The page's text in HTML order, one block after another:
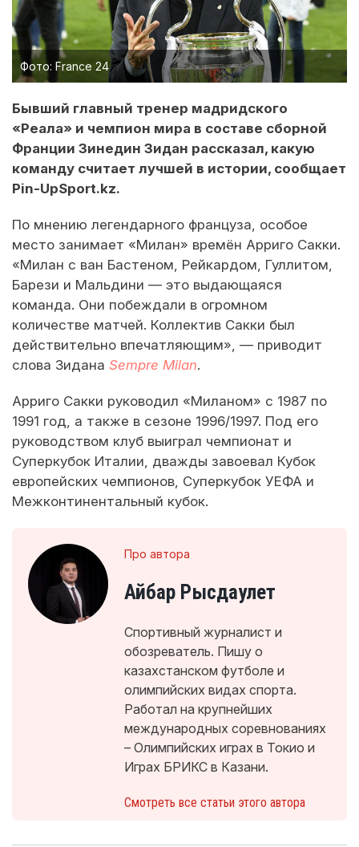
Фото: France 24
Бывший главный тренер мадридского
«Реала» и чемпион мира в составе сборной
Франции Зинедин Зидан рассказал, какую
команду считает лучшей в истории, сообщает
Pin-UpSport.kz.
По мнению легендарного француза, особое
место занимает «Милан» времён Арриго Сакки.
«Милан с ван Бастеном, Рейкардом, Гуллитом,
Барези и Мальдини — это выдающаяся
команда. Они побеждали в огромном
количестве матчей. Коллектив Сакки был
действительно впечатляющим», — приводит
слова Зидана Sempre Milan.
Арриго Сакки руководил «Миланом» с 1987 по
1991 год, а также в сезоне 1996/1997. Под его
руководством клуб выиграл чемпионат и
Суперкубок Италии, дважды завоевал Кубок
европейских чемпионов, Суперкубок УЕФА и
Межконтинентальный кубок.
Про автора
Айбар Рысдаулет
Спортивный журналист и
обозреватель. Пишу о
казахстанском футболе и
олимпийских видах спорта.
Работал на крупнейших
международных соревнованиях
– Олимпийских играх в Токио и
Играх БРИКС в Казани.
Смотреть все статьи этого автора